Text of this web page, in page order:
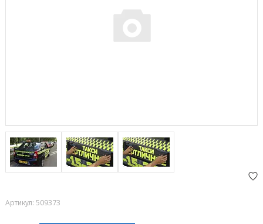
Артикул: 509373